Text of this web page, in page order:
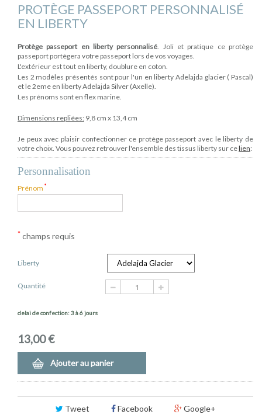
PROTÈGE PASSEPORT PERSONNALISÉ
EN LIBERTY
Protège passeport en liberty personnalisé . Joli et pratique ce protège
passeport portègera votre passeport lors de vos voyages.
L'extérieur est tout en liberty, doublure en coton.
Les 2 modèles présentés sont pour l'un en liberty Adelajda glacier ( Pascal)
et le 2eme en liberty Adelajda Silver (Axelle).
Les prénoms sont en flex marine.
Dimensions repliées: 9,8 cm x 13,4 cm
Je peux avec plaisir confectionner ce protège passeport avec le liberty de
votre choix. Vous pouvez retrouver l'ensemble des tissus liberty sur celien:
Personnalisation
Prénom *
* champs requis
Liberty
Quantité
delai de confection: 3 à 6 jours
13,00 €
Ajouter au panier
Tweet Facebook Google+